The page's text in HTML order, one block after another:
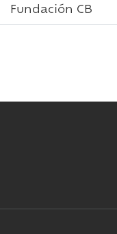
Fundación CB